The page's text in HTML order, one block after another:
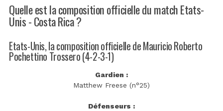
Quelle est la composition officielle du match Etats-
Unis - Costa Rica ?
Etats-Unis, la composition officielle de Mauricio Roberto
Pochettino Trossero (4-2-3-1)
Gardien :
Matthew Freese (n°25)
Défenseurs :